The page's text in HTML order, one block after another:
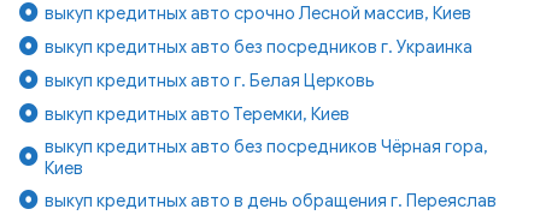
выкуп кредитных авто срочно Лесной массив, Киев
выкуп кредитных авто без посредников г. Украинка
выкуп кредитных авто г. Белая Церковь
выкуп кредитных авто Теремки, Киев
выкуп кредитных авто без посредников Чёрная гора,
Киев
выкуп кредитных авто в день обращения г. Переяслав